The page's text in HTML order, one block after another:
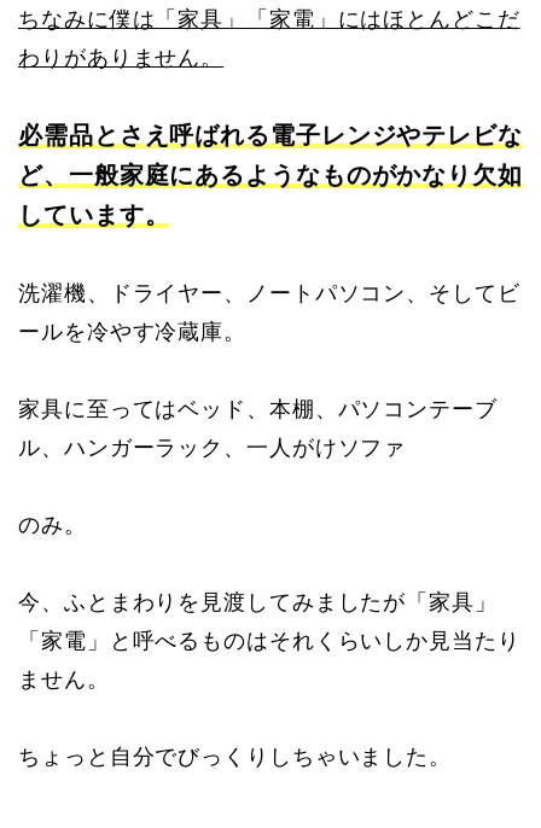
ちなみに僕は「家具」「家電」にはほとんどこだ
わりがありません。
必需品とさえ呼ばれる電子レンジやテレビな
ど、一般家庭にあるようなものがかなり欠如
しています。
洗濯機、ドライヤー、ノートパソコン、そしてビ
ールを冷やす冷蔵庫。
家具に至ってはベッド、本棚、パソコンテーブ
ル、ハンガーラック、一人がけソファ
のみ。
今、ふとまわりを見渡してみましたが「家具」
「家電」と呼べるものはそれくらいしか見当たり
ません。
ちょっと自分でびっくりしちゃいました。